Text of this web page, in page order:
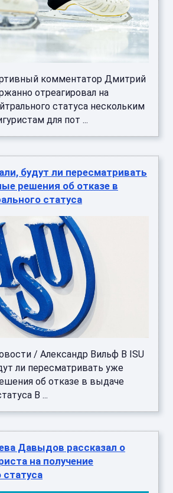
комментатор Дмитрий
отреагировал на
статуса нескольким
для пот ...
будут ли пересматривать
решения об отказе в
статуса
/ Александр Вильф В ISU
ли пересматривать уже
об отказе в выдаче
В ...
Давыдов рассказал о
на получение
статуса